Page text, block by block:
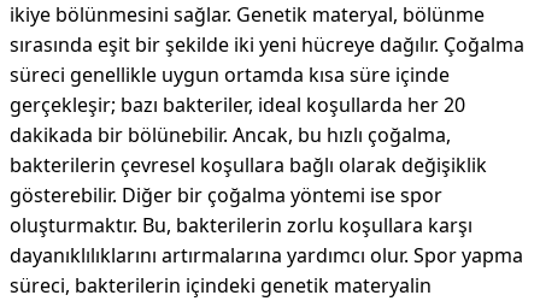
ikiye bölünmesini sağlar. Genetik materyal, bölünme
sırasında eşit bir şekilde iki yeni hücreye dağılır. Çoğalma
süreci genellikle uygun ortamda kısa süre içinde
gerçekleşir; bazı bakteriler, ideal koşullarda her 20
dakikada bir bölünebilir. Ancak, bu hızlı çoğalma,
bakterilerin çevresel koşullara bağlı olarak değişiklik
gösterebilir. Diğer bir çoğalma yöntemi ise spor
oluşturmaktır. Bu, bakterilerin zorlu koşullara karşı
dayanıklılıklarını artırmalarına yardımcı olur. Spor yapma
süreci, bakterilerin içindeki genetik materyalin